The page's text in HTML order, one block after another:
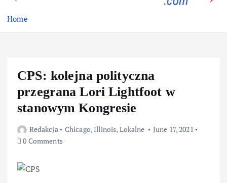
Home
CPS: kolejna polityczna
przegrana Lori Lightfoot w
stanowym Kongresie
Redakcja Chicago,Illinois, Lokalne
June 17, 2021
0 Comments